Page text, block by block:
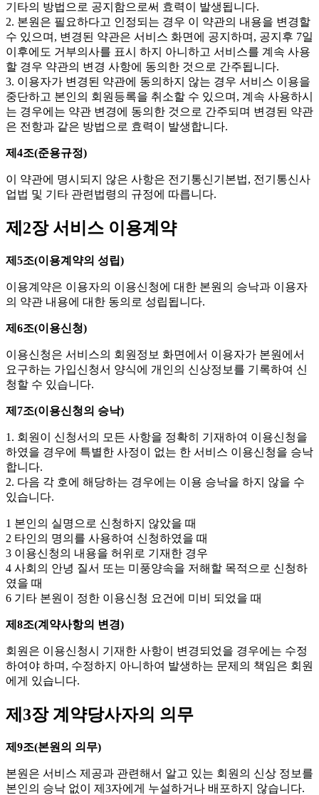
기타의 방법으로 공지함으로써 효력이 발생됩니다.
2. 본원은 필요하다고 인정되는 경우 이 약관의 내용을 변경할
수 있으며, 변경된 약관은 서비스 화면에 공지하며, 공지후 7일
이후에도 거부의사를 표시 하지 아니하고 서비스를 계속 사용
할 경우 약관의 변경 사항에 동의한 것으로 간주됩니다.
3. 이용자가 변경된 약관에 동의하지 않는 경우 서비스 이용을
중단하고 본인의 회원등록을 취소할 수 있으며, 계속 사용하시
는 경우에는 약관 변경에 동의한 것으로 간주되며 변경된 약관
은 전항과 같은 방법으로 효력이 발생합니다.
제4조(준용규정)
이 약관에 명시되지 않은 사항은 전기통신기본법, 전기통신사
업법 및 기타 관련법령의 규정에 따릅니다.
제2장 서비스 이용계약
제5조(이용계약의 성립)
이용계약은 이용자의 이용신청에 대한 본원의 승낙과 이용자
의 약관 내용에 대한 동의로 성립됩니다.
제6조(이용신청)
이용신청은 서비스의 회원정보 화면에서 이용자가 본원에서
요구하는 가입신청서 양식에 개인의 신상정보를 기록하여 신
청할 수 있습니다.
제7조(이용신청의 승낙)
1. 회원이 신청서의 모든 사항을 정확히 기재하여 이용신청을
하였을 경우에 특별한 사정이 없는 한 서비스 이용신청을 승낙
합니다.
2. 다음 각 호에 해당하는 경우에는 이용 승낙을 하지 않을 수
있습니다.
1 본인의 실명으로 신청하지 않았을 때
2 타인의 명의를 사용하여 신청하였을 때
3 이용신청의 내용을 허위로 기재한 경우
4 사회의 안녕 질서 또는 미풍양속을 저해할 목적으로 신청하
였을 때
6 기타 본원이 정한 이용신청 요건에 미비 되었을 때
제8조(계약사항의 변경)
회원은 이용신청시 기재한 사항이 변경되었을 경우에는 수정
하여야 하며, 수정하지 아니하여 발생하는 문제의 책임은 회원
에게 있습니다.
제3장 계약당사자의 의무
제9조(본원의 의무)
본원은 서비스 제공과 관련해서 알고 있는 회원의 신상 정보를
본인의 승낙 없이 제3자에게 누설하거나 배포하지 않습니다.